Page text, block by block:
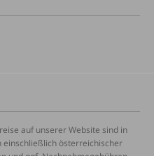
auf unserer Website sind in
einschließlich österreichischer